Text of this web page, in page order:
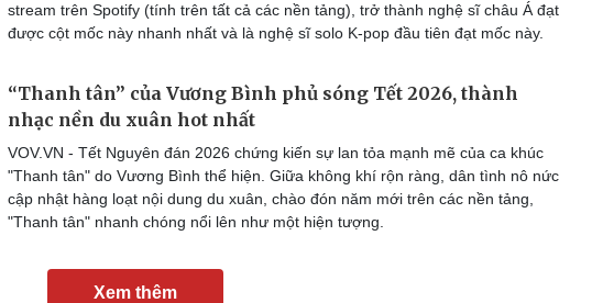
stream trên Spotify (tính trên tất cả các nền tảng), trở thành nghệ sĩ châu Á đạt
được cột mốc này nhanh nhất và là nghệ sĩ solo K-pop đầu tiên đạt mốc này.
“Thanh tân” của Vương Bình phủ sóng Tết 2026, thành
nhạc nền du xuân hot nhất
VOV.VN - Tết Nguyên đán 2026 chứng kiến sự lan tỏa mạnh mẽ của ca khúc
"Thanh tân" do Vương Bình thể hiện. Giữa không khí rộn ràng, dân tình nô nức
cập nhật hàng loạt nội dung du xuân, chào đón năm mới trên các nền tảng,
"Thanh tân" nhanh chóng nổi lên như một hiện tượng.
Xem thêm